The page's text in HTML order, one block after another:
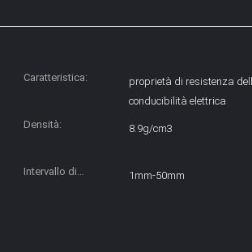
Caratteristica:
proprietà di resistenza
conducibilità elettrica
Densità: 8.9g/cm3
Intervallo di
1mm-50mm